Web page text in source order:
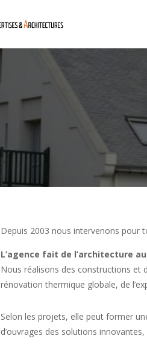
Depuis 2003 nous intervenons pour
L’agence fait de l’architecture
Nous réalisons des constructions et
rénovation thermique globale, de
Selon les projets, elle peut former
d’ouvrages des solutions